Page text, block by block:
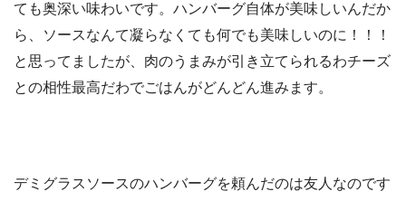
ても奥深い味わいです。ハンバーグ自体が美味しいんだか
ら、ソースなんて凝らなくても何でも美味しいのに！！！
と思ってましたが、肉のうまみが引き立てられるわチーズ
との相性最高だわでごはんがどんどん進みます。
デミグラスソースのハンバーグを頼んだのは友人なのです